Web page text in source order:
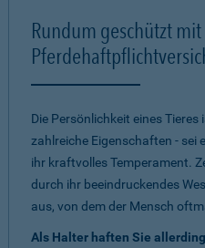
Rundum geschützt
Die Persönlichkeit eines
zahlreiche Eigenschaften - sei
ihr kraftvolles Temperament.
durch ihr beeindruckendes
aus, von dem der Mensch
Als Halter haften Sie